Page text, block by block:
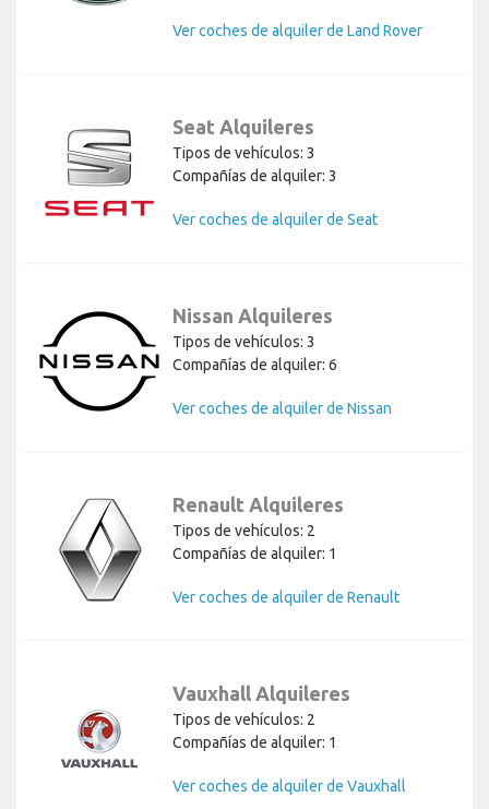
Ver coches de alquiler de Land Rover
Seat Alquileres
Tipos de vehículos: 3
Compañías de alquiler: 3
Ver coches de alquiler de Seat
Nissan Alquileres
Tipos de vehículos: 3
Compañías de alquiler: 6
Ver coches de alquiler de Nissan
Renault Alquileres
Tipos de vehículos: 2
Compañías de alquiler: 1
Ver coches de alquiler de Renault
Vauxhall Alquileres
Tipos de vehículos: 2
Compañías de alquiler: 1
Ver coches de alquiler de Vauxhall